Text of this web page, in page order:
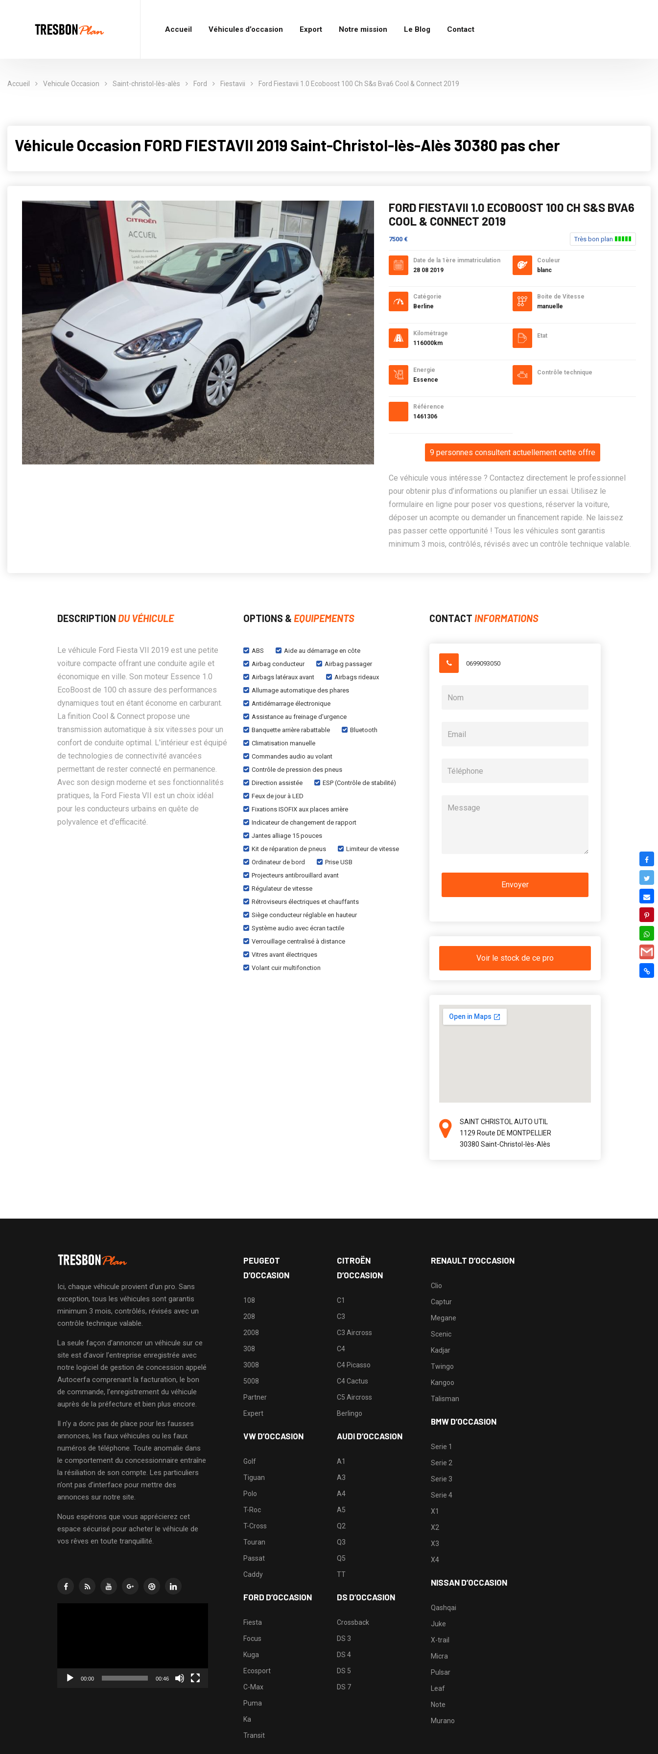
Accueil Véhicules d’occasion Export Notre mission Le Blog Contact
Accueil Vehicule Occasion Saint-christol-lès-alès Ford Fiestavii Ford Fiestavii 1.0 Ecoboost 100 Ch S&s Bva6 Cool & Connect 2019
Véhicule Occasion FORD FIESTAVII 2019 Saint-Christol-lès-Alès 30380 pas cher
FORD FIESTAVII 1.0 ECOBOOST 100 CH S&S BVA6
COOL & CONNECT 2019
7500 € Très bon plan
Date de la 1ère immatriculation
28 08 2019
Catégorie
Berline
Kilométrage
116000km
Energie
Essence
Référence
1461306
Couleur
blanc
Boite de Vitesse
manuelle
Etat
Contrôle technique
9 personnes consultent actuellement cette offre
Ce véhicule vous intéresse ? Contactez directement le professionnel
pour obtenir plus d’informations ou planifier un essai. Utilisez le
formulaire en ligne pour poser vos questions, réserver la voiture,
déposer un acompte ou demander un financement rapide. Ne laissez
pas passer cette opportunité ! Tous les véhicules sont garantis
minimum 3 mois, contrôlés, révisés avec un contrôle technique valable.
DESCRIPTION DU VÉHICULE
Le véhicule Ford Fiesta VII 2019 est une petite
voiture compacte offrant une conduite agile et
économique en ville. Son moteur Essence 1.0
EcoBoost de 100 ch assure des performances
dynamiques tout en étant économe en carburant.
La finition Cool & Connect propose une
transmission automatique à six vitesses pour un
confort de conduite optimal. L'intérieur est équipé
de technologies de connectivité avancées
permettant de rester connecté en permanence.
Avec son design moderne et ses fonctionnalités
pratiques, la Ford Fiesta VII est un choix idéal
pour les conducteurs urbains en quête de
polyvalence et d'efficacité.
OPTIONS & EQUIPEMENTS
ABS
Aide au démarrage en côte
Airbag conducteur
Airbag passager
Airbags latéraux avant
Airbags rideaux
Allumage automatique des phares
Antidémarrage électronique
Assistance au freinage d'urgence
Banquette arrière rabattable
Bluetooth
Climatisation manuelle
Commandes audio au volant
Contrôle de pression des pneus
Direction assistée
ESP (Contrôle de stabilité)
Feux de jour à LED
Fixations ISOFIX aux places arrière
Indicateur de changement de rapport
Jantes alliage 15 pouces
Kit de réparation de pneus
Limiteur de vitesse
Ordinateur de bord
Prise USB
Projecteurs antibrouillard avant
Régulateur de vitesse
Rétroviseurs électriques et chauffants
Siège conducteur réglable en hauteur
Système audio avec écran tactile
Verrouillage centralisé à distance
Vitres avant électriques
Volant cuir multifonction
CONTACT INFORMATIONS
0699093050
Voir le stock de ce pro
SAINT CHRISTOL AUTO UTIL
1129 Route DE MONTPELLIER
30380 Saint-Christol-lès-Alès
Ici, chaque véhicule provient d’un pro. Sans
exception, tous les véhicules sont garantis
minimum 3 mois, contrôlés, révisés avec un
contrôle technique valable.
La seule façon d’annoncer un véhicule sur ce
site est d’avoir l’entreprise enregistrée avec
notre logiciel de gestion de concession appelé
Autocerfa comprenant la facturation, le bon
de commande, l’enregistrement du véhicule
auprès de la préfecture et bien plus encore.
Il n’y a donc pas de place pour les fausses
annonces, les faux véhicules ou les faux
numéros de téléphone. Toute anomalie dans
le comportement du concessionnaire entraîne
la résiliation de son compte. Les particuliers
n’ont pas d’interface pour mettre des
annonces sur notre site.
Nous espérons que vous apprécierez cet
espace sécurisé pour acheter le véhicule de
vos rêves en toute tranquillité.
00:00 00:46
PEUGEOT
D’OCCASION
108
208
2008
308
3008
5008
Partner
Expert
VW D’OCCASION
Golf
Tiguan
Polo
T-Roc
T-Cross
Touran
Passat
Caddy
FORD D’OCCASION
Fiesta
Focus
Kuga
Ecosport
C-Max
Puma
Ka
Transit
CITROËN
D’OCCASION
C1
C3
C3 Aircross
C4
C4 Picasso
C4 Cactus
C5 Aircross
Berlingo
AUDI D’OCCASION
A1
A3
A4
A5
Q2
Q3
Q5
TT
DS D’OCCASION
Crossback
DS 3
DS 4
DS 5
DS 7
RENAULT D’OCCASION
Clio
Captur
Megane
Scenic
Kadjar
Twingo
Kangoo
Talisman
BMW D’OCCASION
Serie 1
Serie 2
Serie 3
Serie 4
X1
X2
X3
X4
NISSAN D’OCCASION
Qashqai
Juke
X-trail
Micra
Pulsar
Leaf
Note
Murano